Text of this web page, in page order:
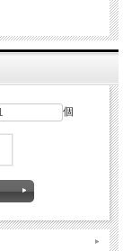
せてくれます。
個